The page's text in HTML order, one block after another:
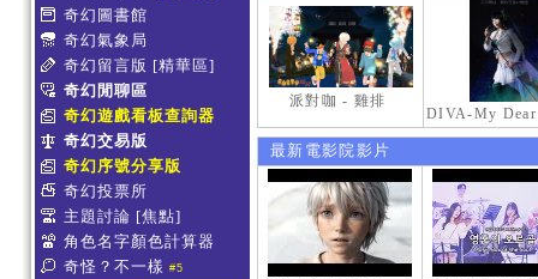
奇幻圖書館
奇幻氣象局
奇幻留言版 [精華區]
奇幻閒聊區
奇幻遊戲看板查詢器
奇幻交易版
奇幻序號分享版
奇幻投票所
主題討論 [焦點]
角色名字顏色計算器
奇怪？不一樣 #5
派對咖 - 雞排
最新電影院影片